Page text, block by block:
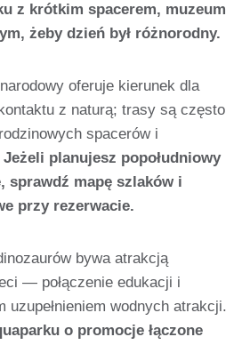
z krótkim spacerem, muzeum
żeby dzień był różnorodny.
oferuje kierunek dla
z naturą; trasy są często
spacerów i
Jeżeli planujesz popołudniowy
sprawdź mapę szlaków i
przy rezerwacie.
bywa atrakcją
— połączenie edukacji i
uzupełnieniem wodnych atrakcji.
o promocje łączone